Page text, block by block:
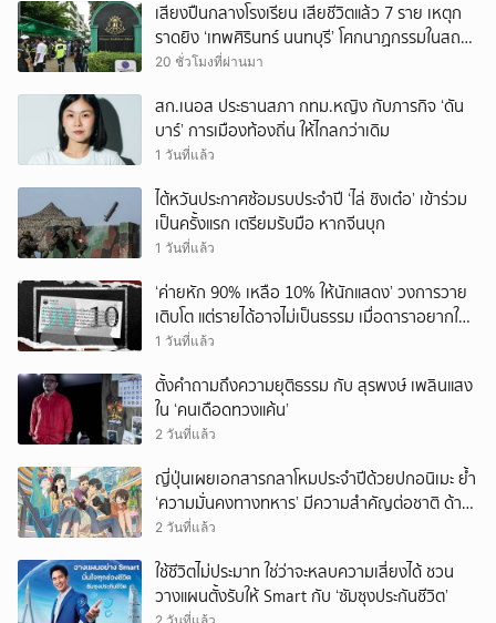
เสียงปืนกลางโรงเรียน เสียชีวิตแล้ว 7 ราย เหตุก
ราดยิง ‘เทพศิรินทร์ นนทบุรี’ โศกนาฏกรรมในสถาน
ศึกษา ครั้งที่ 2 ในรอบปี
20 ชั่วโมงที่ผ่านมา
สก.เนอส ประธานสภา กทม.หญิง กับภารกิจ ‘ดัน
บาร์’ การเมืองท้องถิ่น ให้ไกลกว่าเดิม
1 วันที่แล้ว
ไต้หวันประกาศซ้อมรบประจำปี ‘ไล่ ชิงเต๋อ’ เข้าร่วม
เป็นครั้งแรก เตรียมรับมือ หากจีนบุก
1 วันที่แล้ว
‘ค่ายหัก 90% เหลือ 10% ให้นักแสดง’ วงการวาย
เติบโต แต่รายได้อาจไม่เป็นธรรม เมื่อดาราอยากให้มี
‘สัญญามาตรฐาน’
1 วันที่แล้ว
ตั้งคำถามถึงความยุติธรรม กับ สุรพงษ์ เพลินแสง
ใน ‘คนเดือดทวงแค้น’
2 วันที่แล้ว
ญี่ปุ่นเผยเอกสารกลาโหมประจำปีด้วยปกอนิเมะ ย้ำ
‘ความมั่นคงทางทหาร’ มีความสำคัญต่อชาติ ด้าน
จีนเตือน ขออย่าซ้ำรอยประวัติศาสตร์
2 วันที่แล้ว
ใช้ชีวิตไม่ประมาท ใช่ว่าจะหลบความเสี่ยงได้ ชวน
วางแผนตั้งรับให้ Smart กับ ‘ซัมซุงประกันชีวิต’